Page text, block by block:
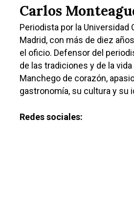
Carlos
Periodista por la Universidad
Madrid, con más de diez
el oficio. Defensor del
de las tradiciones y de la
Manchego de corazón,
gastronomía, su cultura y su
Redes sociales: